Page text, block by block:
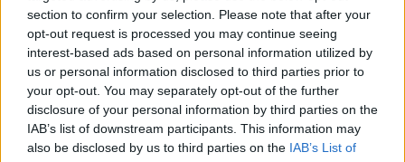
section to confirm your selection. Please note that after your
opt-out request is processed you may continue seeing
interest-based ads based on personal information utilized by
us or personal information disclosed to third parties prior to
your opt-out. You may separately opt-out of the further
disclosure of your personal information by third parties on the
IAB’s list of downstream participants. This information may
also be disclosed by us to third parties on the IAB’s List of
Žiūrimiausi įrašai
00:00:49
Pateikė daugiau detalių apie iš tėvų paimtus šešis
vaikus: jiems kilusi grėsmė
Žinios Lietuvos diena